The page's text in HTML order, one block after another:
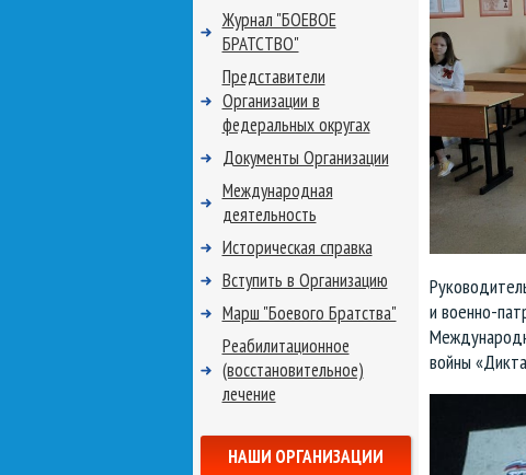
и военно-
войны
Журнал "БОЕВОЕ
БРАТСТВО"
Представители
Организации в
федеральных округах
Документы Организации
Международная
деятельность
Историческая справка
Вступить в Организацию
Марш "Боевого Братства"
Реабилитационное
(восстановительное)
лечение
НАШИ ОРГАНИЗАЦИИ